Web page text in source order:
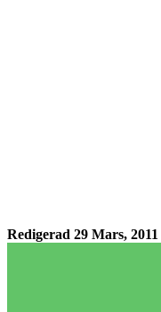
Redigerad 29 Mars, 2011